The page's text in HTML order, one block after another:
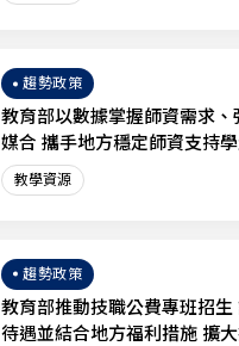
趨勢政策
教育部以數據掌握師資需求、
媒合 攜手地方穩定師資支持
習教學資源
趨勢政策
教育部推動技職公費專班招生
待遇並結合地方福利措施 擴